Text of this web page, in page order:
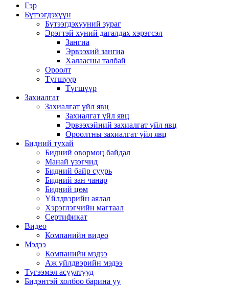
Гэр
Бүтээгдэхүүн
Бүтээгдэхүүний зураг
Эрэгтэй хүний ​​дагалдах хэрэгсэл
Зангиа
Эрвээхий зангиа
Халаасны талбай
Ороолт
Түгшүүр
Түгшүүр
Захиалгат
Захиалгат үйл явц
Захиалгат үйл явц
Эрвээхэйний захиалгат үйл явц
Ороолтны захиалгат үйл явц
Бидний тухай
Бидний өвөрмөц байдал
Манай үзэгчид
Бидний байр суурь
Бидний зан чанар
Бидний цөм
Үйлдвэрийн аялал
Хэрэглэгчийн магтаал
Сертификат
Видео
Компанийн видео
Мэдээ
Компанийн мэдээ
Аж үйлдвэрийн мэдээ
Түгээмэл асуултууд
Бидэнтэй холбоо барина уу